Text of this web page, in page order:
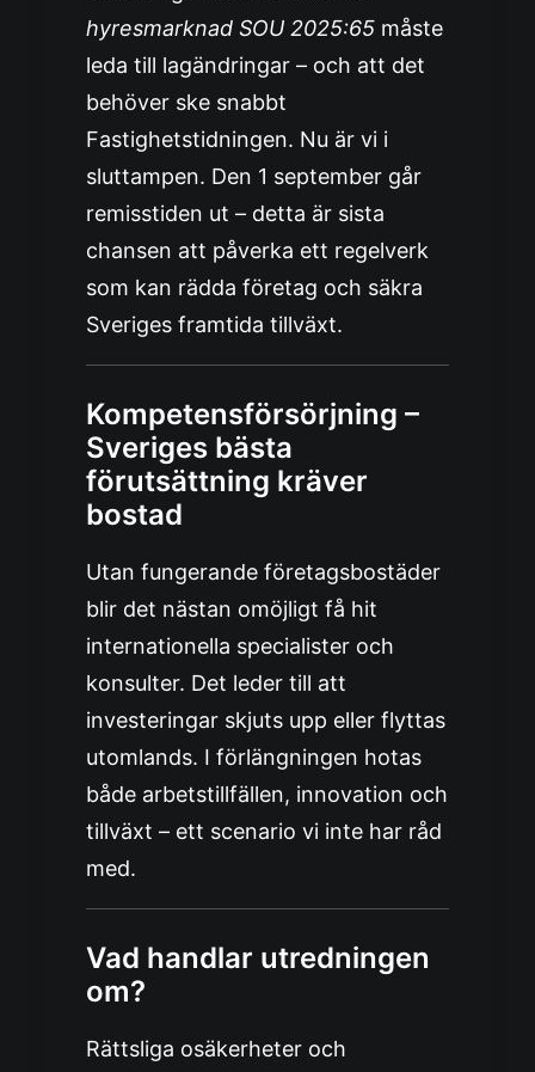
hyresmarknad SOU 2025:65 måste
leda till lagändringar – och att det
behöver ske snabbt
Fastighetstidningen. Nu är vi i
sluttampen. Den 1 september går
remisstiden ut – detta är sista
chansen att påverka ett regelverk
som kan rädda företag och säkra
Sveriges framtida tillväxt.
Kompetensförsörjning –
Sveriges bästa
förutsättning kräver
bostad
Utan fungerande företagsbostäder
blir det nästan omöjligt få hit
internationella specialister och
konsulter. Det leder till att
investeringar skjuts upp eller flyttas
utomlands. I förlängningen hotas
både arbetstillfällen, innovation och
tillväxt – ett scenario vi inte har råd
med.
Vad handlar utredningen
om?
Rättsliga osäkerheter och